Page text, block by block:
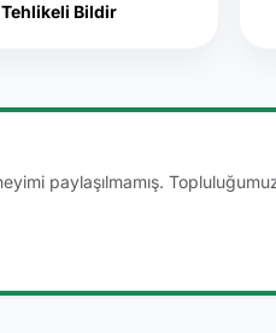
Tehlikeli Bildir
paylaşılmamış.